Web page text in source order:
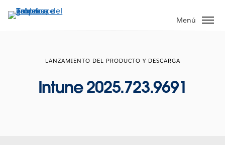
Menú
LANZAMIENTO DEL PRODUCTO Y DESCARGA
Intune 2025.723.9691